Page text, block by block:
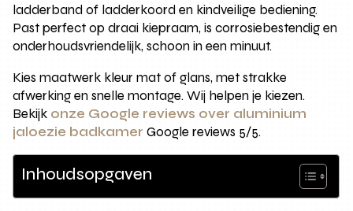
ladderband of ladderkoord en kindveilige bediening.
Past perfect op draai kiepraam, is corrosiebestendig en
onderhoudsvriendelijk, schoon in een minuut.
Kies maatwerk kleur mat of glans, met strakke
afwerking en snelle montage. Wij helpen je kiezen.
Bekijk onze Google reviews over aluminium
jaloezie badkamer Google reviews 5/5.
Inhoudsopgaven